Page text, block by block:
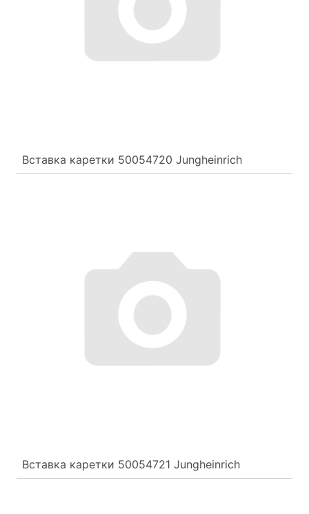
Вставка каретки 50054720 Jungheinrich
Вставка каретки 50054721 Jungheinrich